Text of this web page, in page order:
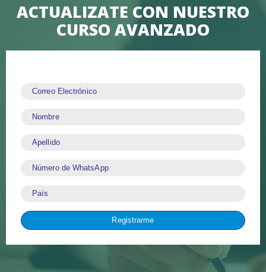
ACTUALIZATE CON NUESTRO
CURSO AVANZADO
Correo Electrónico
Nombre
Apellido
Número de WhatsApp
País
Registrarme